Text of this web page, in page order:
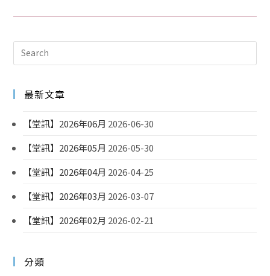
最新文章
【堂訊】2026年06月 2026-06-30
【堂訊】2026年05月 2026-05-30
【堂訊】2026年04月 2026-04-25
【堂訊】2026年03月 2026-03-07
【堂訊】2026年02月 2026-02-21
分類